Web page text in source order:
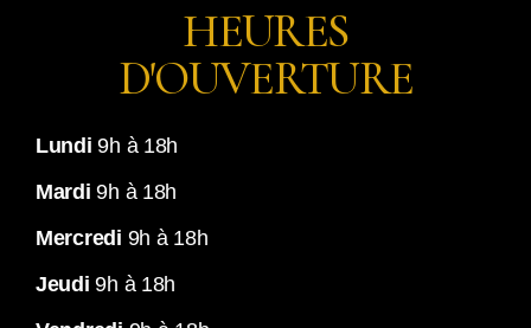
HEURES
D'OUVERTURE
Lundi 9h à 18h
Mardi 9h à 18h
Mercredi 9h à 18h
Jeudi 9h à 18h